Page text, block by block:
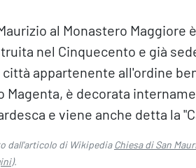
al Monastero
nel Cinquecento e già
città appartenente all'ordine
Magenta, è decorata
e viene anche detta la
dall'articolo di WikipediaChiesa di San
).